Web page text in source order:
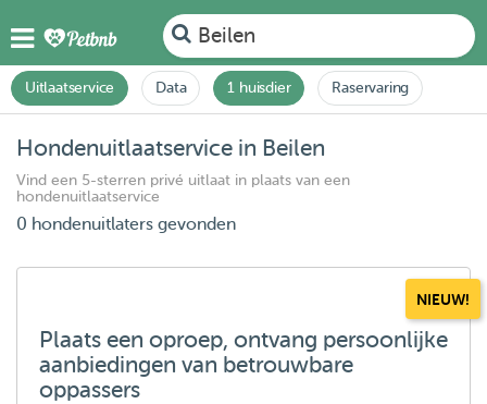
Beilen
Uitlaatservice Data 1 huisdier Raservaring
Hondenuitlaatservice in Beilen
Vind een 5-sterren privé uitlaat in plaats van een
hondenuitlaatservice
0 hondenuitlaters gevonden
NIEUW!
Plaats een oproep, ontvang persoonlijke
aanbiedingen van betrouwbare
oppassers